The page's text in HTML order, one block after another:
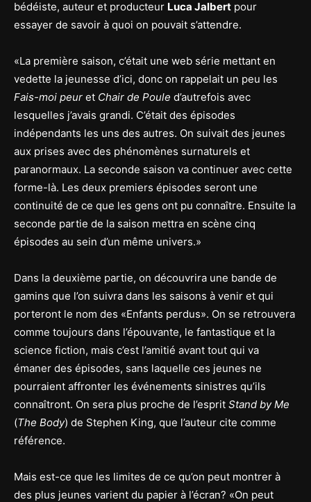
bédéiste, auteur et producteur Luca Jalbert pour
essayer de savoir à quoi on pouvait s’attendre.
«La première saison, c’était une web série mettant en
vedette la jeunesse d’ici, donc on rappelait un peu les
Fais-moi peur et Chair de Poule d’autrefois avec
lesquelles j’avais grandi. C’était des épisodes
indépendants les uns des autres. On suivait des jeunes
aux prises avec des phénomènes surnaturels et
paranormaux. La seconde saison va continuer avec cette
forme-là. Les deux premiers épisodes seront une
continuité de ce que les gens ont pu connaître. Ensuite la
seconde partie de la saison mettra en scène cinq
épisodes au sein d’un même univers.»
Dans la deuxième partie, on découvrira une bande de
gamins que l’on suivra dans les saisons à venir et qui
porteront le nom des «Enfants perdus». On se retrouvera
comme toujours dans l’épouvante, le fantastique et la
science fiction, mais c’est l’amitié avant tout qui va
émaner des épisodes, sans laquelle ces jeunes ne
pourraient affronter les événements sinistres qu’ils
connaîtront. On sera plus proche de l’esprit Stand by Me
(The Body) de Stephen King, que l’auteur cite comme
référence.
Mais est-ce que les limites de ce qu’on peut montrer à
des plus jeunes varient du papier à l’écran? «On peut